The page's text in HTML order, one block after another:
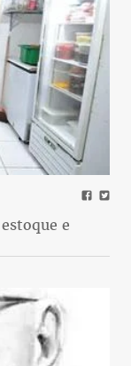
e